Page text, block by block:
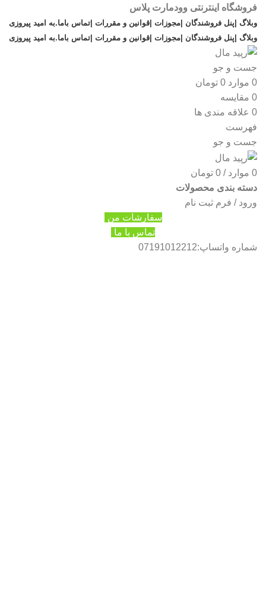
فروشگاه اینترنتی وودمارت پلاس
وبلاگ | پنل فروشندگان | مجوزات | قوانین و مقررات | تماس باما.به امید پیروزی
وبلاگ | پنل فروشندگان | مجوزات | قوانین و مقررات | تماس باما.به امید پیروزی
جست و جو
0 موارد 0 تومان
0 مقایسه
0 علاقه مندی ها
فهرست
جست و جو
0 موارد /
0 تومان
دسته بندی محصولات
ورود / فرم ثبت نام
سفارشات من
تماس با ما
شماره واتساپ:07191012212